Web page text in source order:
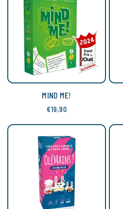
i
n
MIND ME!
Prix
€19,90